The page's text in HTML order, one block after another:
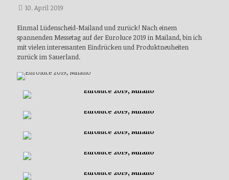
10. April 2019
Einmal Lüdenscheid-Mailand und zurück! Nach einem
spannenden Messetag auf der Euroluce 2019 in Mailand, bin ich
mit vielen interessanten Eindrücken und Produktneuheiten
zurück im Sauerland.